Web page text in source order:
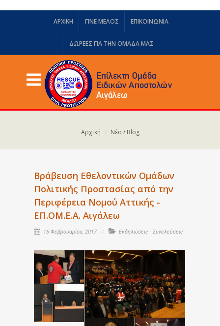
ΑΡΧΙΚΗ ΓΙΝΕ ΜΕΛΟΣ ΕΠΙΚΟΙΝΩΝΙΑ
ΔΩΡΕΈΣ ΓΙΑ ΤΗΝ ΟΜΆΔΑ ΜΑΣ
Αρχική Νέα / Blog
Βράβευση Εθελοντικών Ομάδων
Πολιτικής Προστασίας από την
Περιφέρεια Νομού Αττικής -
ΕΠ.ΟΜ.Ε.Α. Αιγάλεω
16 Φεβρουαρίου, 2017 Εκδηλώσεις - Συνελεύσεις